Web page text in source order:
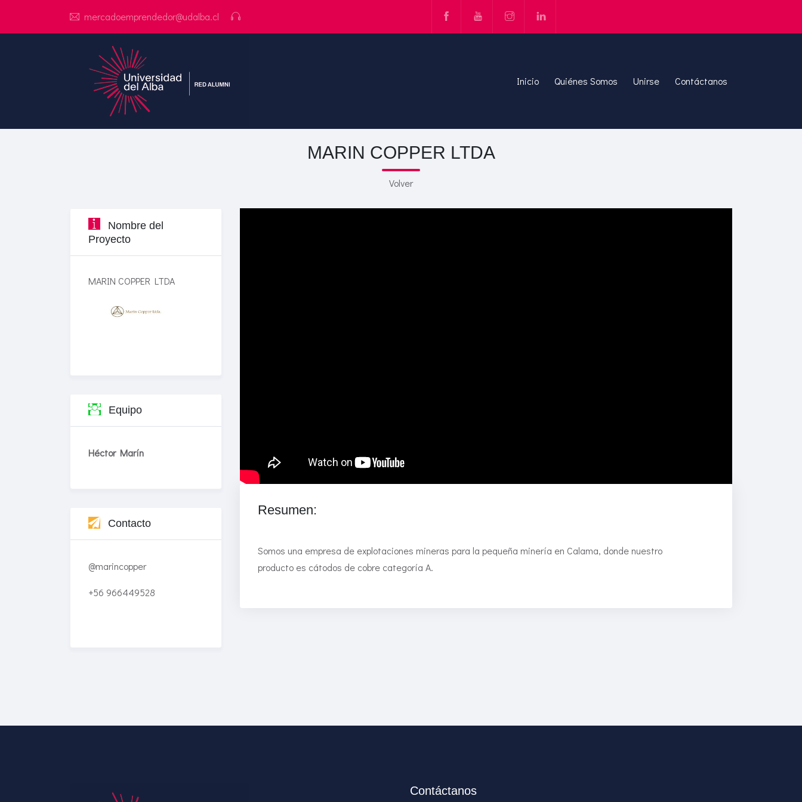
mercadoemprendedor@udalba.cl
Inicio Quiénes Somos Unirse Contáctanos
MARIN COPPER LTDA
Volver
Nombre del
Proyecto
MARIN COPPER LTDA
Equipo
Héctor Marín
Contacto
@marincopper
+56 966449528
Get unlimited access to 2,000
Join Now
Resumen:
Somos una empresa de explotaciones mineras para la pequeña minería en Calama, donde nuestro
producto es cátodos de cobre categoría A.
Contáctanos